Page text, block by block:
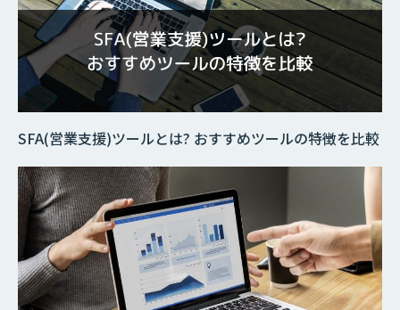
SFA(営業支援)ツールとは? おすすめツールの特徴を比較